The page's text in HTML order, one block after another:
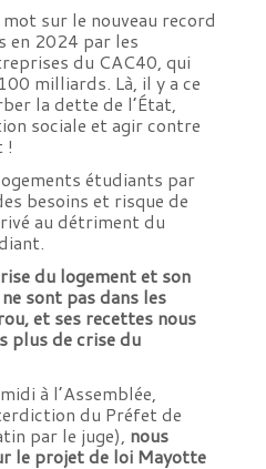
sur le nouveau record
en 2024 par les
du CAC40, qui
milliards. Là, il y a ce
la dette de l’État,
sociale et agir contre
!
étudiants par
besoins et risque de
au détriment du
du logement et son
sont pas dans les
et ses recettes nous
plus de crise du
à l’Assemblée,
du Préfet de
par le juge), nous
le projet de loi Mayotte